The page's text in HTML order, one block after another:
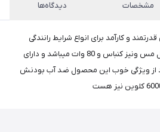
مشخصات دیدگاه‌ها
و کارآمد برای انواع شرایط رانندگی
میباشد ای هدلایت دارای دو لول مس ونیز کنباس و 80 وات میباشد و دارای
تاریخ 1405/12 میباشد از ویژگی خوب این محصول ضد آب بودنش